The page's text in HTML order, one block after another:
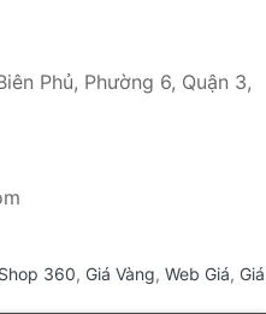
Phủ, Phường 6, Quận 3,
360, Giá Vàng, Web Giá, Giá